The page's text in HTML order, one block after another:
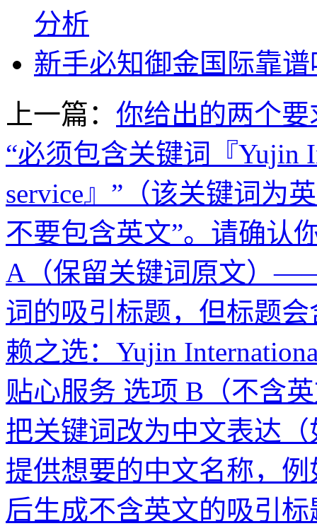
分析
新手必知御金国际靠
上一篇： 你给出的两个
“必须包含关键词『Yujin
service』”（该关键词为
不要包含英文”。请确认
A（保留关键词原文）
词的吸引标题，但标题
赖之选：Yujin
贴心服务 选项 B（不含
把关键词改为中文表达
提供想要的中文名称，
后生成不含英文的吸引